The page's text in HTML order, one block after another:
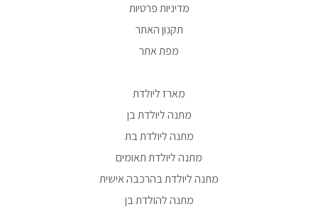
מדיניות פרטיות
תקנון האתר
מפת אתר
מארז ליולדת
מתנה ליולדת בן
מתנה ליולדת בת
מתנה ליולדת תאומים
מתנה ליולדת בהרכבה אישית
מתנה להולדת בן